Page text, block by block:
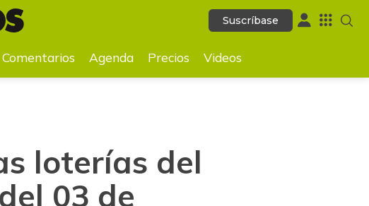
Suscríbase
Suscríbase
Comentarios Agenda Precios Videos
loterías del
03 de